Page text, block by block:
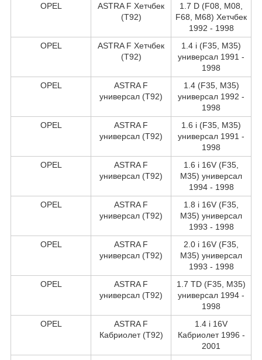
OPEL
ASTRA F Хетчбек
(T92)
1.7 D (F08, M08,
F68, M68) Хетчбек
1992 - 1998
OPEL
ASTRA F Хетчбек
(T92)
1.4 i (F35, M35)
универсал 1991 -
1998
OPEL
ASTRA F
универсал (T92)
1.4 (F35, M35)
универсал 1992 -
1998
OPEL
ASTRA F
универсал (T92)
1.6 i (F35, M35)
универсал 1991 -
1998
OPEL
ASTRA F
универсал (T92)
1.6 i 16V (F35,
M35) универсал
1994 - 1998
OPEL
ASTRA F
универсал (T92)
1.8 i 16V (F35,
M35) универсал
1993 - 1998
OPEL
ASTRA F
универсал (T92)
2.0 i 16V (F35,
M35) универсал
1993 - 1998
OPEL
ASTRA F
универсал (T92)
1.7 TD (F35, M35)
универсал 1994 -
1998
OPEL
ASTRA F
Кабриолет (T92)
1.4 i 16V
Кабриолет 1996 -
2001